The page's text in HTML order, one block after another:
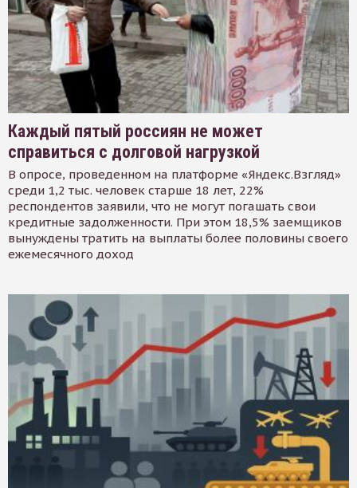
Каждый пятый россиян не может
справиться с долговой нагрузкой
В опросе, проведенном на платформе «Яндекс.Взгляд»
среди 1,2 тыс. человек старше 18 лет, 22%
респондентов заявили, что не могут погашать свои
кредитные задолженности. При этом 18,5% заемщиков
вынуждены тратить на выплаты более половины своего
ежемесячного доход